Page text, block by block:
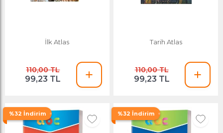
İlk Atlas
110,00 TL
99,23 TL
Tarih Atlas
110,00 TL
99,23 TL
%32 İndirim %32 İndirim